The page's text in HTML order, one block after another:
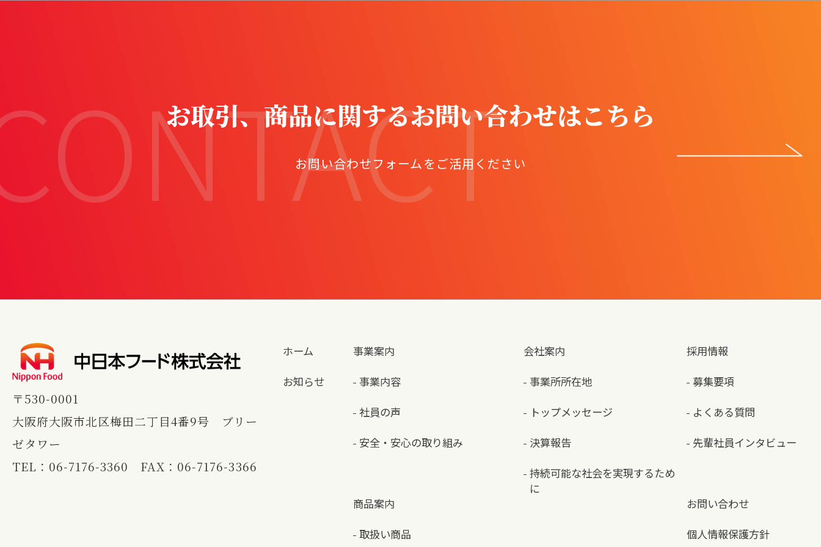
お取引、商品に関するお問い合わせはこちら
お問い合わせフォームをご活用ください
〒530-0001
大阪府大阪市北区梅田二丁目4番9号 ブリー
ゼタワー
TEL： 06-7176-3360 FAX：06-7176-3366
ホーム
お知らせ
事業案内
事業内容
社員の声
安全・安心の取り組み
商品案内
取扱い商品
会社案内
事業所所在地
トップメッセージ
決算報告
持続可能な社会を実現するため
に
採用情報
募集要項
よくある質問
先輩社員インタビュー
お問い合わせ
個人情報保護方針